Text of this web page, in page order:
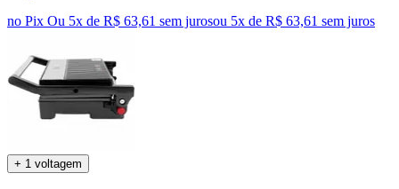
no Pix Ou 5x de R$ 63,61 sem jurosou 5x de R$ 63,61 sem juros
+ 1 voltagem